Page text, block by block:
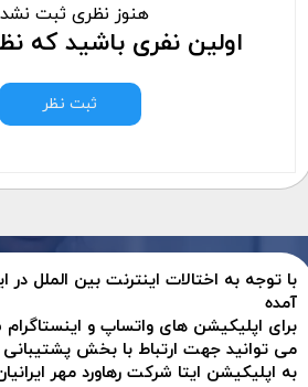
هنوز نظری ثبت
اولین نفری باشید که
ثبت نظر
با توجه به اختالات اینترنت بین الملل
آمده
برای اپلیکیشن های واتساپ و
می توانید جهت ارتباط با بخش
به اپلیکیشن ایتا شرکت رهاورد مهر